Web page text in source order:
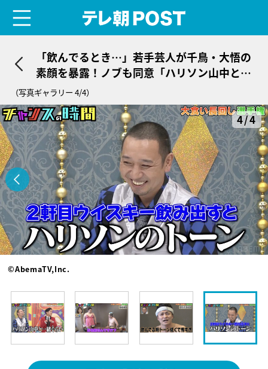
「飲んでるとき…」若手芸人が千鳥・大悟の
素顔を暴露！ノブも同意「ハリソン山中と一
緒」
（写真ギャラリー 4/4）
4/4
©AbemaTV,Inc.